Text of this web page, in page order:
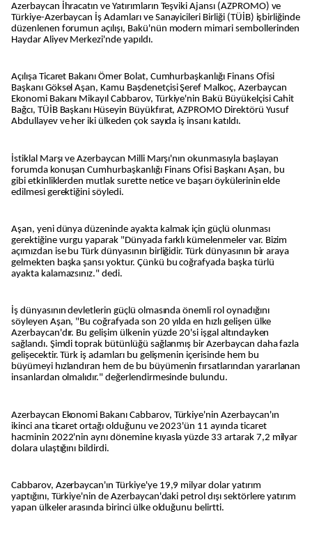
Azerbaycan İhracatın ve Yatırımların Teşviki Ajansı (AZPROMO) ve
Türkiye-Azerbaycan İş Adamları ve Sanayicileri Birliği (TÜİB) işbirliğinde
düzenlenen forumun açılışı, Bakü'nün modern mimari sembollerinden
Haydar Aliyev Merkezi'nde yapıldı.
Açılışa Ticaret Bakanı Ömer Bolat, Cumhurbaşkanlığı Finans Ofisi
Başkanı Göksel Aşan, Kamu Başdenetçisi Şeref Malkoç, Azerbaycan
Ekonomi Bakanı Mikayıl Cabbarov, Türkiye'nin Bakü Büyükelçisi Cahit
Bağcı, TÜİB Başkanı Hüseyin Büyükfırat, AZPROMO Direktörü Yusuf
Abdullayev ve her iki ülkeden çok sayıda iş insanı katıldı.
İstiklal Marşı ve Azerbaycan Milli Marşı'nın okunmasıyla başlayan
forumda konuşan Cumhurbaşkanlığı Finans Ofisi Başkanı Aşan, bu
gibi etkinliklerden mutlak surette netice ve başarı öykülerinin elde
edilmesi gerektiğini söyledi.
Aşan, yeni dünya düzeninde ayakta kalmak için güçlü olunması
gerektiğine vurgu yaparak "Dünyada farklı kümelenmeler var. Bizim
açımızdan ise bu Türk dünyasının birliğidir. Türk dünyasının bir araya
gelmekten başka şansı yoktur. Çünkü bu coğrafyada başka türlü
ayakta kalamazsınız." dedi.
İş dünyasının devletlerin güçlü olmasında önemli rol oynadığını
söyleyen Aşan, "Bu coğrafyada son 20 yılda en hızlı gelişen ülke
Azerbaycan'dır. Bu gelişim ülkenin yüzde 20'si işgal altındayken
sağlandı. Şimdi toprak bütünlüğü sağlanmış bir Azerbaycan daha fazla
gelişecektir. Türk iş adamları bu gelişmenin içerisinde hem bu
büyümeyi hızlandıran hem de bu büyümenin fırsatlarından yararlanan
insanlardan olmalıdır." değerlendirmesinde bulundu.
Azerbaycan Ekonomi Bakanı Cabbarov, Türkiye'nin Azerbaycan'ın
ikinci ana ticaret ortağı olduğunu ve 2023'ün 11 ayında ticaret
hacminin 2022'nin aynı dönemine kıyasla yüzde 33 artarak 7,2 milyar
dolara ulaştığını bildirdi.
Cabbarov, Azerbaycan'ın Türkiye'ye 19,9 milyar dolar yatırım
yaptığını, Türkiye'nin de Azerbaycan'daki petrol dışı sektörlere yatırım
yapan ülkeler arasında birinci ülke olduğunu belirtti.